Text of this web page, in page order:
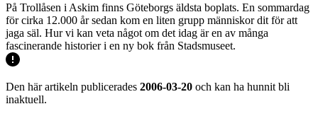
På Trollåsen i Askim finns Göteborgs äldsta boplats. En sommardag
för cirka 12.000 år sedan kom en liten grupp människor dit för att
jaga säl. Hur vi kan veta något om det idag är en av många
fascinerande historier i en ny bok från Stadsmuseet.
Den här artikeln publicerades 2006-03-20 och kan ha hunnit bli
inaktuell.